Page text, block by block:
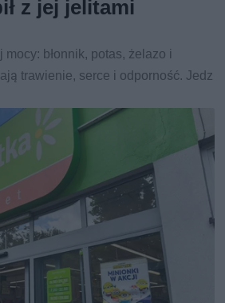
z jej jelitami
mocy: błonnik, potas, żelazo i
trawienie, serce i odporność. Jedz